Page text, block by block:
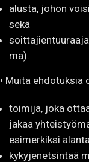
alusta, johon
sekä
ma).
• Muita ehdotuksia
toimija, joka
jakaa
esimerkiksi
kykyjenetsintää